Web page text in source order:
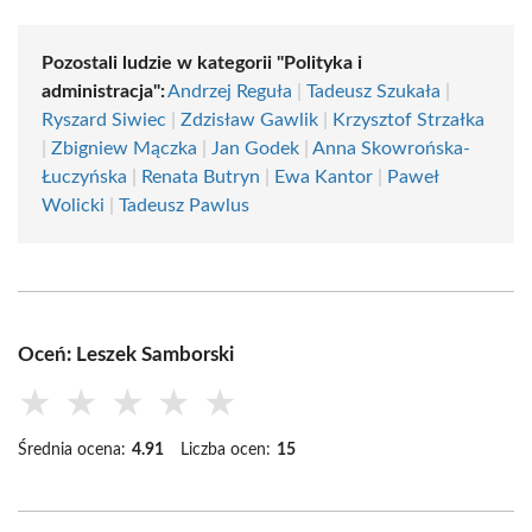
Pozostali ludzie w kategorii "Polityka i
administracja":Andrzej Reguła Tadeusz Szukała
Ryszard Siwiec
Zdzisław Gawlik
Krzysztof Strzałka
Zbigniew Mączka Jan Godek
Anna Skowrońska-
Łuczyńska
Renata Butryn Ewa Kantor
Paweł
Wolicki
Tadeusz Pawlus
Oceń: Leszek Samborski
★ ★ ★ ★ ★
Średnia ocena: 4.91 Liczba ocen: 15